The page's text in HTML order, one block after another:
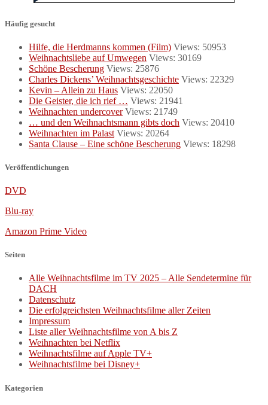
Häufig gesucht
Hilfe, die Herdmanns kommen (Film) Views: 50953
Weihnachtsliebe auf Umwegen Views: 30169
Schöne Bescherung Views: 25876
Charles Dickens’ Weihnachtsgeschichte Views: 22329
Kevin – Allein zu Haus Views: 22050
Die Geister, die ich rief … Views: 21941
Weihnachten undercover Views: 21749
… und den Weihnachtsmann gibts doch Views: 20410
Weihnachten im Palast Views: 20264
Santa Clause – Eine schöne Bescherung Views: 18298
Veröffentlichungen
DVD
Blu-ray
Amazon Prime Video
Seiten
Alle Weihnachtsfilme im TV 2025 – Alle Sendetermine für
DACH
Datenschutz
Die erfolgreichsten Weihnachtsfilme aller Zeiten
Impressum
Liste aller Weihnachtsfilme von A bis Z
Weihnachten bei Netflix
Weihnachtsfilme auf Apple TV+
Weihnachtsfilme bei Disney+
Kategorien